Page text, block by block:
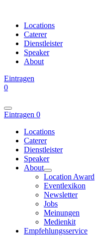
Locations
Caterer
Dienstleister
Speaker
About
Eintragen
0
Eintragen 0
Locations
Caterer
Dienstleister
Speaker
About
Location Award
Eventlexikon
Newsletter
Jobs
Meinungen
Medienkit
Empfehlungsservice